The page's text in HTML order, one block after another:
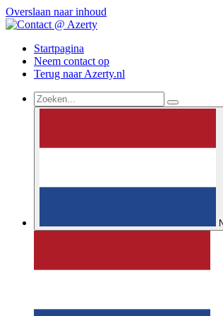
Overslaan naar inhoud
Startpagina
Neem contact op
Terug naar Azerty.nl